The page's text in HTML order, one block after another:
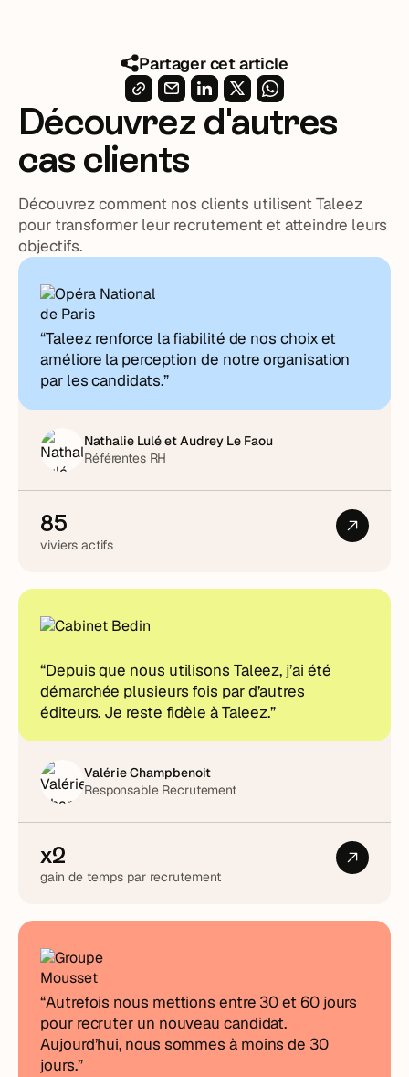
Partager cet article
Découvrez d'autres
cas clients
Découvrez comment nos clients utilisent Taleez
pour transformer leur recrutement et atteindre leurs
objectifs.
“Taleez renforce la fiabilité de nos choix et
améliore la perception de notre organisation
par les candidats.”
Nathalie Lulé et Audrey Le Faou
Référentes RH
85
viviers actifs
“Depuis que nous utilisons Taleez, j’ai été
démarchée plusieurs fois par d’autres
éditeurs. Je reste fidèle à Taleez.”
Valérie Champbenoit
Responsable Recrutement
x2
gain de temps par recrutement
“Autrefois nous mettions entre 30 et 60 jours
pour recruter un nouveau candidat.
Aujourd’hui, nous sommes à moins de 30
jours.”